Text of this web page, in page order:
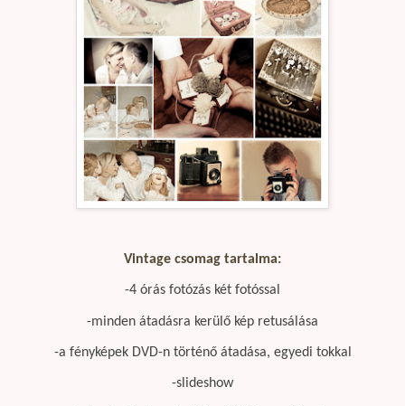
Vintage csomag tartalma:
-4 órás fotózás két fotóssal
-minden átadásra kerülő kép retusálása
-a fényképek DVD-n történő átadása, egyedi tokkal
-slideshow